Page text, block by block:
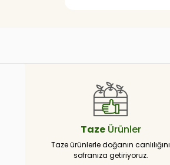
TazeÜrünler
Taze ürünlerle doğanın canlılığını
sofranıza getiriyoruz.